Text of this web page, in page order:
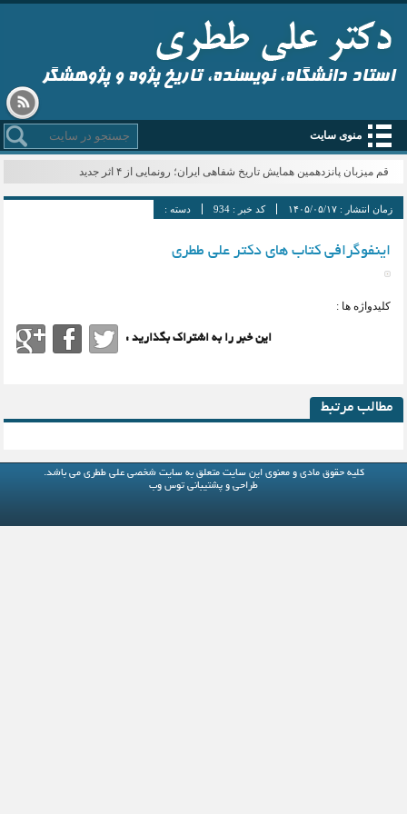
استاد دانشگاه، نویسنده، تاریخ پژوه و پژوهشگر
منوی سایت
قم میزبان پانزدهمین همایش تاریخ شفاهی ایران؛ رونمایی از ۴ اثر جدید
زمان انتشار :۱۴۰۵/۰۵/۱۷ کد خبر :934 دسته :
اینفوگرافی کتاب های دکتر علی ططری
کلیدواژه ها :
این خبر را به اشتراک بگذارید :
مطالب مرتبط
کلیه حقوق مادی و معنوی این سایت متعلق بهسایت شخصی علی ططری می باشد.
طراحی و پشتیبانی توس وب